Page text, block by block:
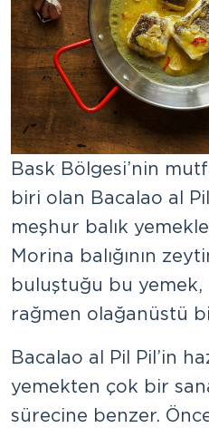
Bask Bölgesi’nin
biri olan Bacalao al
meşhur balık
Morina balığının
buluştuğu bu
rağmen olağanüstü
Bacalao al Pil Pil’in
yemekten çok bir
sürecine benzer.